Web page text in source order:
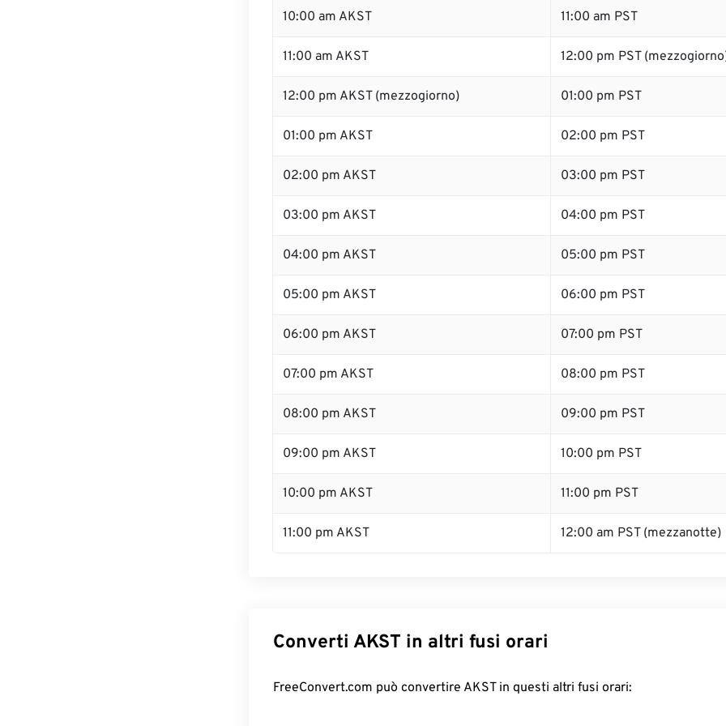
10:00 am AKST 11:00 am PST
11:00 am AKST 12:00 pm PST
12:00 pm AKST (mezzogiorno) 01:00 pm PST
01:00 pm AKST 02:00 pm PST
02:00 pm AKST 03:00 pm PST
03:00 pm AKST 04:00 pm PST
04:00 pm AKST 05:00 pm PST
05:00 pm AKST 06:00 pm PST
06:00 pm AKST 07:00 pm PST
07:00 pm AKST 08:00 pm PST
08:00 pm AKST 09:00 pm PST
09:00 pm AKST 10:00 pm PST
10:00 pm AKST 11:00 pm PST
11:00 pm AKST 12:00 am PST (mezzanotte)
Converti AKST in altri fusi orari
FreeConvert.com può convertire AKST in questi altri fusi orari: